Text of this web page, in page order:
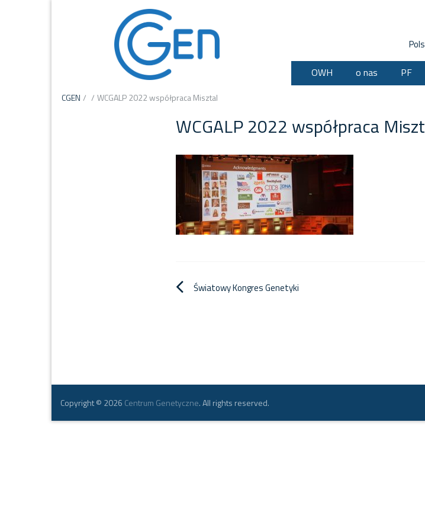
OWH o nas PF
CGEN / / WCGALP 2022 współpraca Misztal
WCGALP 2022 współpraca
Nawigacja
Światowy Kongres Genetyki
Copyright © 2026 Centrum Genetyczne. All rights reserved.